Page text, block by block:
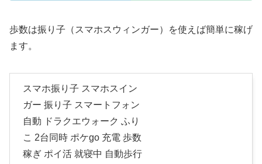
歩数は振り子（スマホスウィンガー）を使えば簡単に稼げ
ます。
スマホ振り子 スマホスイン
ガー 振り子 スマートフォン
自動 ドラクエウォーク ふり
こ 2台同時 ポケgo 充電 歩数
稼ぎ ポイ活 就寝中 自動歩行